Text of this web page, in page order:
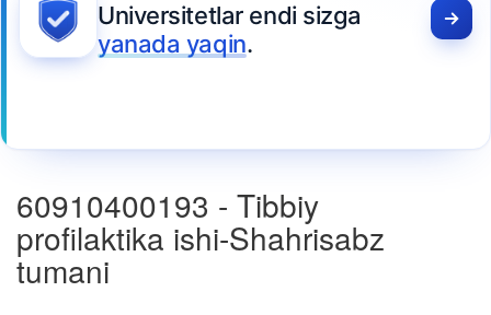
Universitetlar endi sizga
yanada yaqin.
60910400193 - Tibbiy
profilaktika ishi-Shahrisabz
tumani